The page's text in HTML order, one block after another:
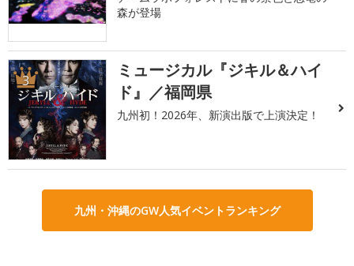
森が登場
3
ミュージカル『ジキル＆ハイ
ド』／福岡県
九州初！2026年、新演出版で上演決定！
九州・沖縄のGW人気イベントランキング